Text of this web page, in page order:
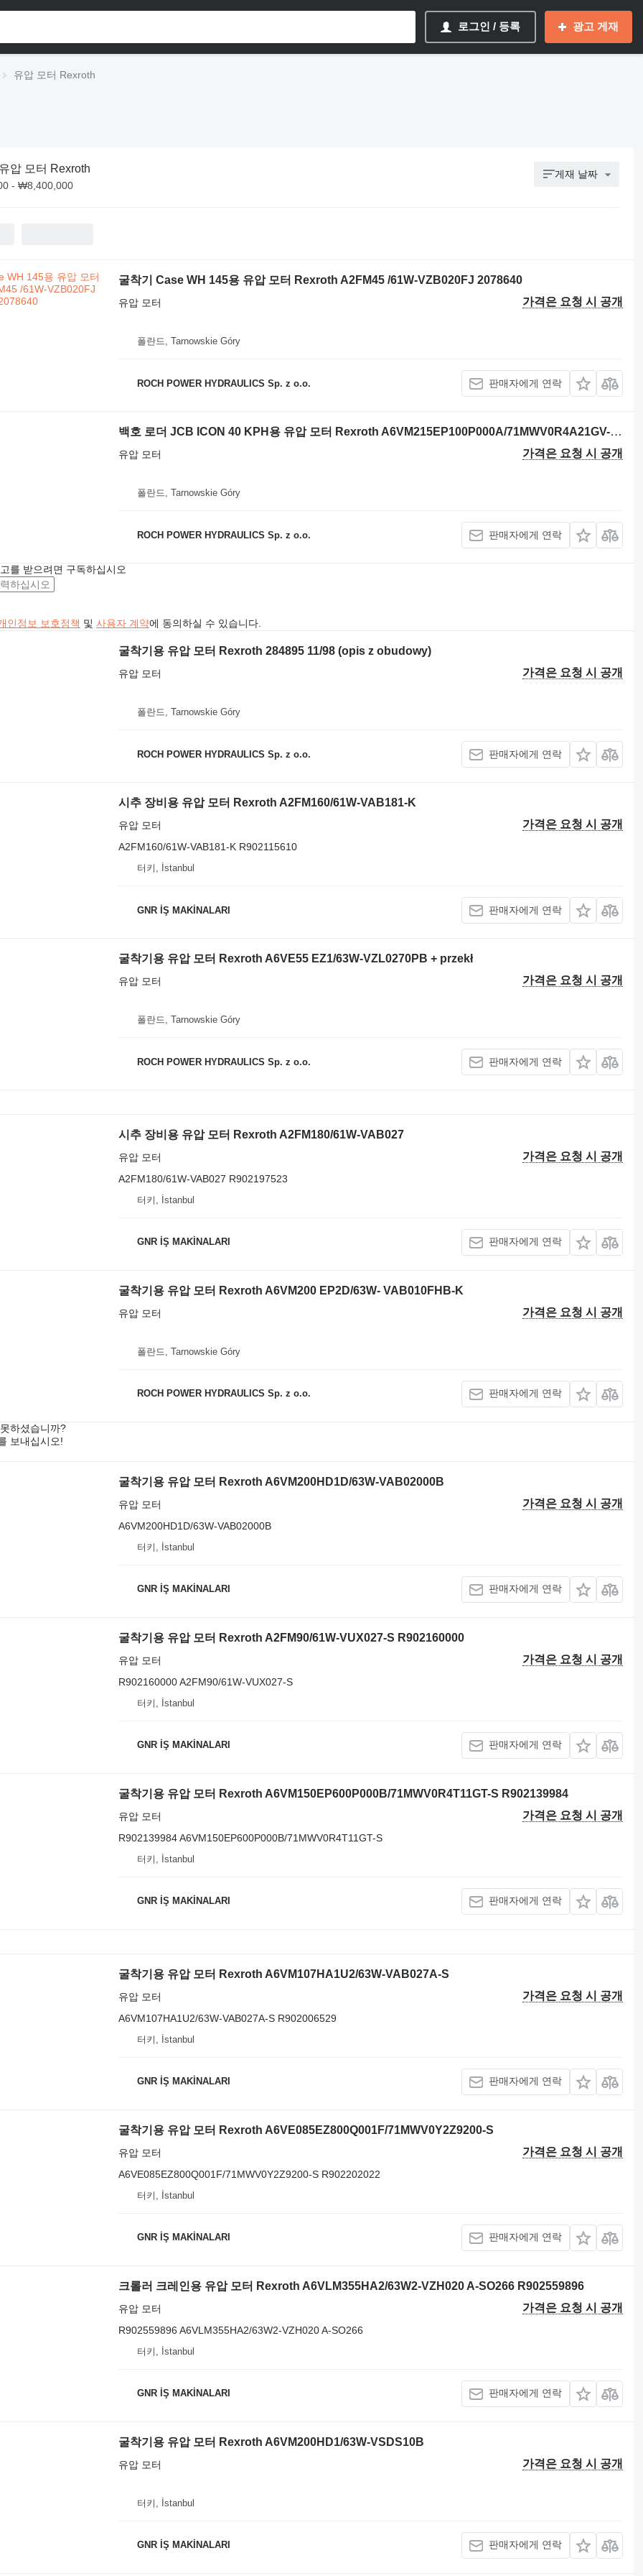
로그인 / 등록 광고 게재
유압 모터 Rexroth
유압 모터 Rexroth
- ₩8,400,000
게재 날짜
굴착기 Case WH 145용 유압 모터 Rexroth A2FM45 /61W-VZB020FJ 2078640
가격은 요청 시 공개
유압 모터
폴란드, Tarnowskie Góry
ROCH POWER HYDRAULICS Sp. z o.o. 판매자에게 연락
백호 로더 JCB ICON 40 KPH용 유압 모터 Rexroth A6VM215EP100P000A/71MWV0R4A21GV-Y CNR: 100/C7266
가격은 요청 시 공개
유압 모터
폴란드, Tarnowskie Góry
ROCH POWER HYDRAULICS Sp. z o.o. 판매자에게 연락
를 받으려면 구독하십시오
인정보 보호정책 및 사용자 계약에 동의하실 수 있습니다.
굴착기용 유압 모터 Rexroth 284895 11/98 (opis z obudowy)
가격은 요청 시 공개
유압 모터
폴란드, Tarnowskie Góry
ROCH POWER HYDRAULICS Sp. z o.o. 판매자에게 연락
시추 장비용 유압 모터 Rexroth A2FM160/61W-VAB181-K
가격은 요청 시 공개
유압 모터
A2FM160/61W-VAB181-K R902115610
터키, İstanbul
GNR İŞ MAKİNALARI 판매자에게 연락
굴착기용 유압 모터 Rexroth A6VE55 EZ1/63W-VZL0270PB + przekł
가격은 요청 시 공개
유압 모터
폴란드, Tarnowskie Góry
ROCH POWER HYDRAULICS Sp. z o.o. 판매자에게 연락
시추 장비용 유압 모터 Rexroth A2FM180/61W-VAB027
가격은 요청 시 공개
유압 모터
A2FM180/61W-VAB027 R902197523
터키, İstanbul
GNR İŞ MAKİNALARI 판매자에게 연락
굴착기용 유압 모터 Rexroth A6VM200 EP2D/63W- VAB010FHB-K
가격은 요청 시 공개
유압 모터
폴란드, Tarnowskie Góry
ROCH POWER HYDRAULICS Sp. z o.o. 판매자에게 연락
하셨습니까?
보내십시오!
굴착기용 유압 모터 Rexroth A6VM200HD1D/63W-VAB02000B
가격은 요청 시 공개
유압 모터
A6VM200HD1D/63W-VAB02000B
터키, İstanbul
GNR İŞ MAKİNALARI 판매자에게 연락
굴착기용 유압 모터 Rexroth A2FM90/61W-VUX027-S R902160000
가격은 요청 시 공개
유압 모터
R902160000 A2FM90/61W-VUX027-S
터키, İstanbul
GNR İŞ MAKİNALARI 판매자에게 연락
굴착기용 유압 모터 Rexroth A6VM150EP600P000B/71MWV0R4T11GT-S R902139984
가격은 요청 시 공개
유압 모터
R902139984 A6VM150EP600P000B/71MWV0R4T11GT-S
터키, İstanbul
GNR İŞ MAKİNALARI 판매자에게 연락
굴착기용 유압 모터 Rexroth A6VM107HA1U2/63W-VAB027A-S
가격은 요청 시 공개
유압 모터
A6VM107HA1U2/63W-VAB027A-S R902006529
터키, İstanbul
GNR İŞ MAKİNALARI 판매자에게 연락
굴착기용 유압 모터 Rexroth A6VE085EZ800Q001F/71MWV0Y2Z9200-S
가격은 요청 시 공개
유압 모터
A6VE085EZ800Q001F/71MWV0Y2Z9200-S R902202022
터키, İstanbul
GNR İŞ MAKİNALARI 판매자에게 연락
크롤러 크레인용 유압 모터 Rexroth A6VLM355HA2/63W2-VZH020 A-SO266 R902559896
가격은 요청 시 공개
유압 모터
R902559896 A6VLM355HA2/63W2-VZH020 A-SO266
터키, İstanbul
GNR İŞ MAKİNALARI 판매자에게 연락
굴착기용 유압 모터 Rexroth A6VM200HD1/63W-VSDS10B
가격은 요청 시 공개
유압 모터
터키, İstanbul
GNR İŞ MAKİNALARI 판매자에게 연락